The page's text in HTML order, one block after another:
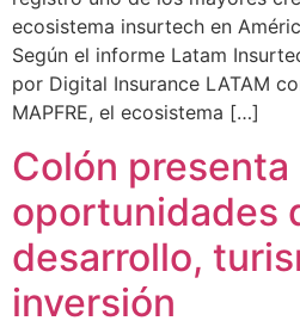
ecosistema insurtech en
Según el informe Latam
por Digital Insurance LATAM
MAPFRE, el ecosistema […]
Colón presenta
oportunidades
desarrollo,
inversión